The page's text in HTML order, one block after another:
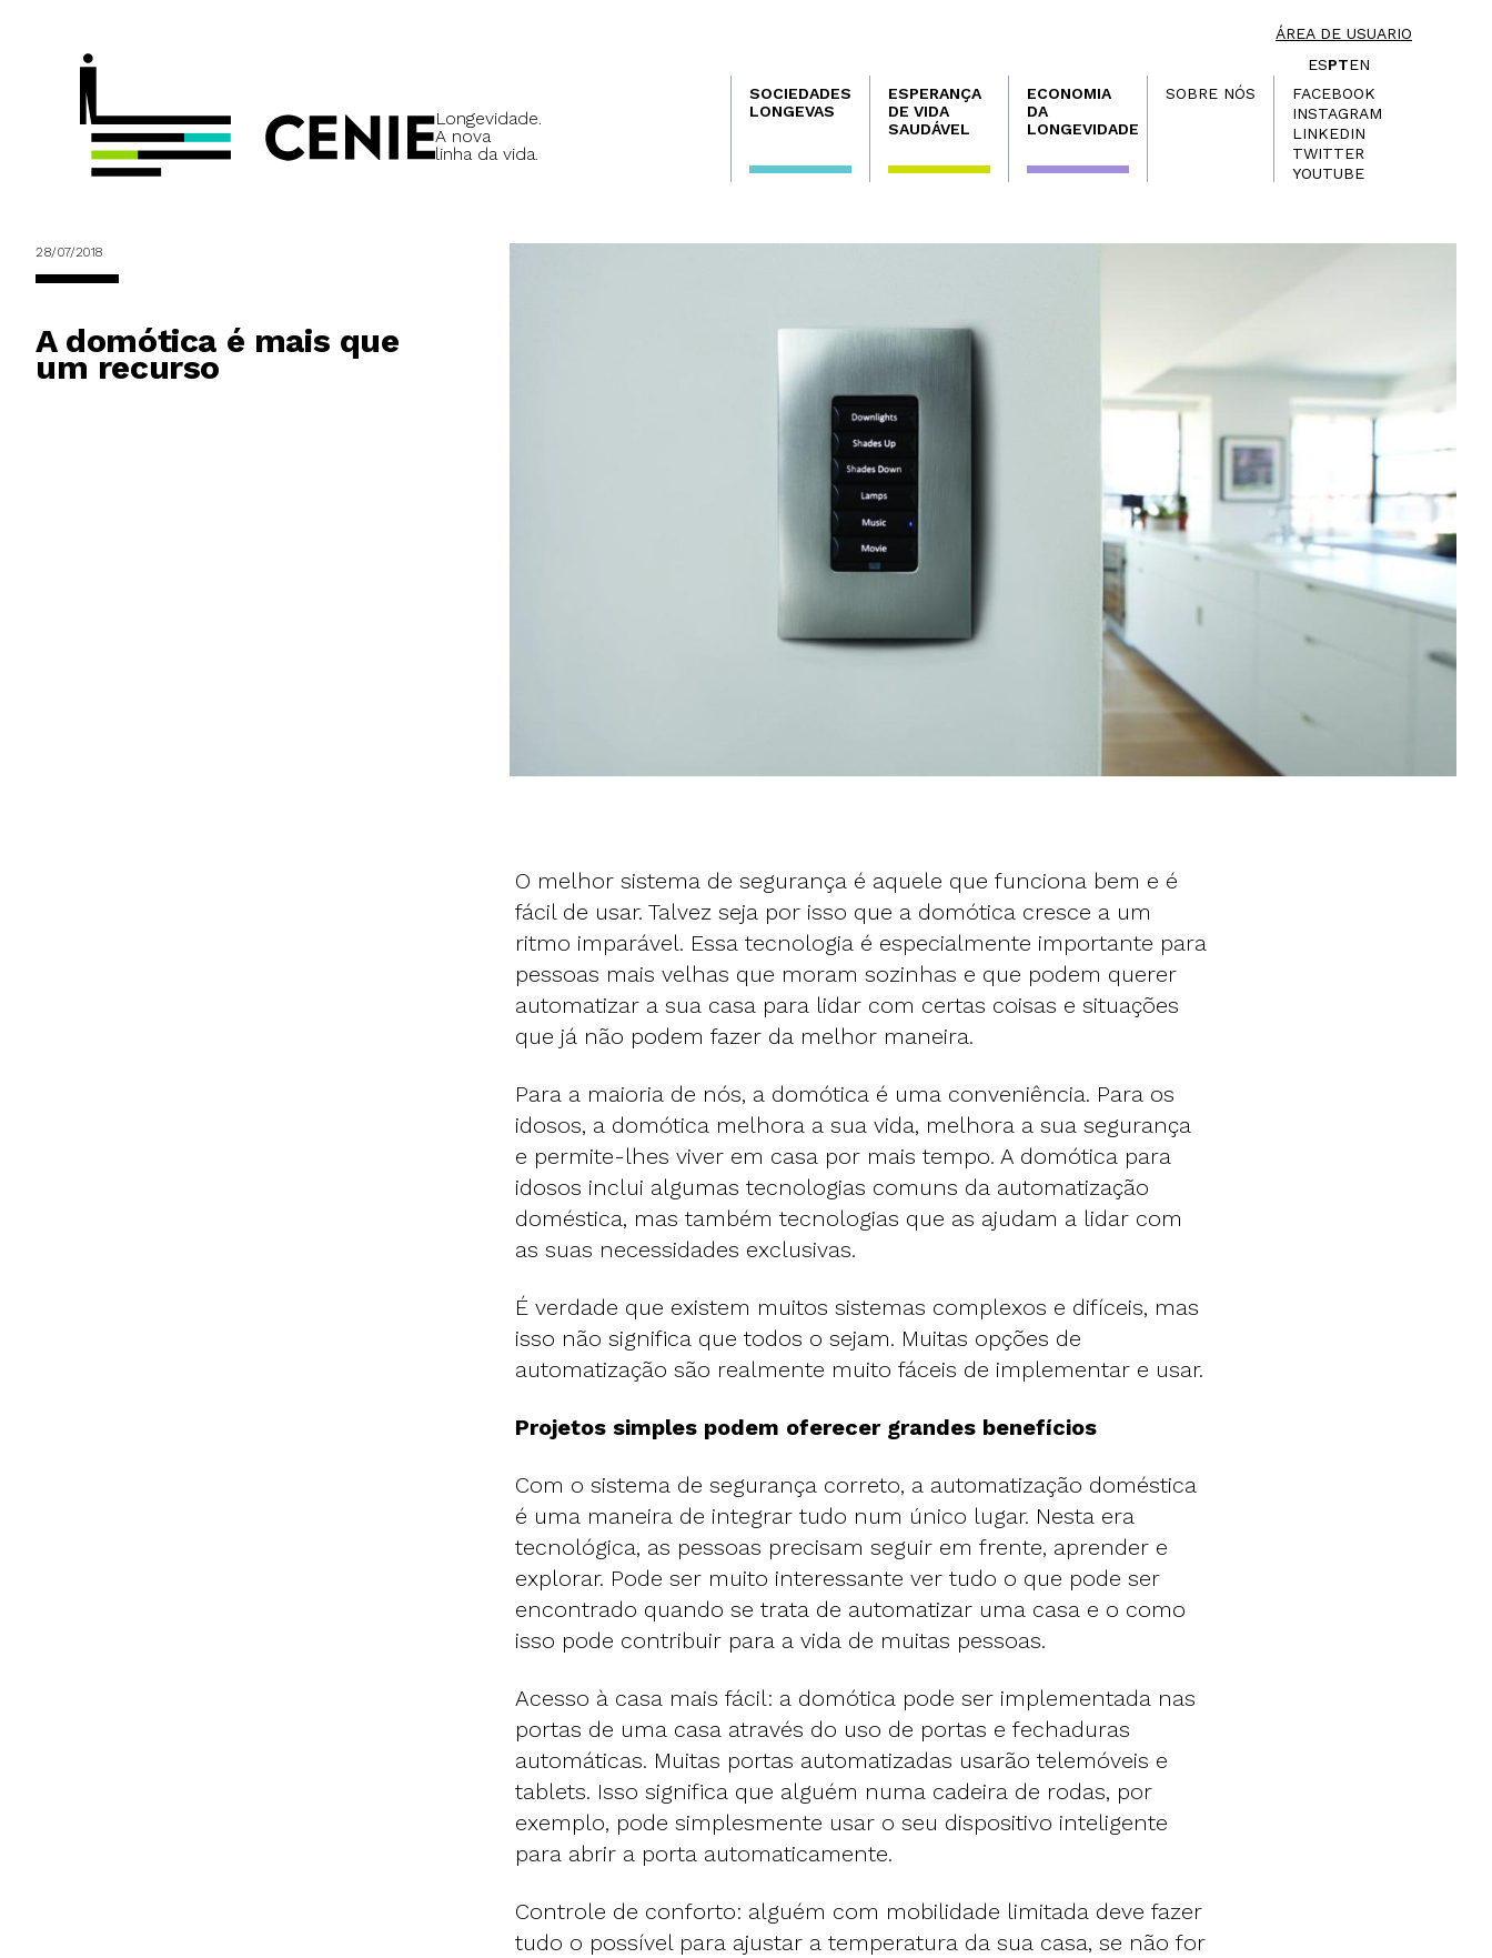
ÁREA DE USUARIO
Longevidade.
A nova
linha da vida.
ESPTEN
Navegación
principal
SOCIEDADES
LONGEVAS
ESPERANÇA
DE VIDA
SAUDÁVEL
ECONOMIA
DA
LONGEVIDADE
SOBRE NÓS
FACEBOOK
INSTAGRAM
LINKEDIN
TWITTER
YOUTUBE
28/07/2018
A domótica é mais que
um recurso
O melhor sistema de segurança é aquele que funciona bem e é
fácil de usar. Talvez seja por isso que a domótica cresce a um
ritmo imparável. Essa tecnologia é especialmente importante para
pessoas mais velhas que moram sozinhas e que podem querer
automatizar a sua casa para lidar com certas coisas e situações
que já não podem fazer da melhor maneira.
Para a maioria de nós, a domótica é uma conveniência. Para os
idosos, a domótica melhora a sua vida, melhora a sua segurança
e permite-lhes viver em casa por mais tempo. A domótica para
idosos inclui algumas tecnologias comuns da automatização
doméstica, mas também tecnologias que as ajudam a lidar com
as suas necessidades exclusivas.
É verdade que existem muitos sistemas complexos e difíceis, mas
isso não significa que todos o sejam. Muitas opções de
automatização são realmente muito fáceis de implementar e usar.
Projetos simples podem oferecer grandes benefícios
Com o sistema de segurança correto, a automatização doméstica
é uma maneira de integrar tudo num único lugar. Nesta era
tecnológica, as pessoas precisam seguir em frente, aprender e
explorar. Pode ser muito interessante ver tudo o que pode ser
encontrado quando se trata de automatizar uma casa e o como
isso pode contribuir para a vida de muitas pessoas.
Acesso à casa mais fácil: a domótica pode ser implementada nas
portas de uma casa através do uso de portas e fechaduras
automáticas. Muitas portas automatizadas usarão telemóveis e
tablets. Isso significa que alguém numa cadeira de rodas, por
exemplo, pode simplesmente usar o seu dispositivo inteligente
para abrir a porta automaticamente.
Controle de conforto: alguém com mobilidade limitada deve fazer
tudo o possível para ajustar a temperatura da sua casa, se não for